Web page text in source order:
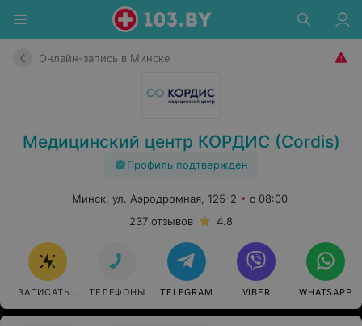
Онлайн-запись в Минске
Медицинский центр КОРДИС (Cordis)
Профиль подтвержден
Минск, ул. Аэродромная, 125-2
с 08:00
237 отзывов
4.8
ЗАПИСАТЬСЯ ОНЛАЙН
ТЕЛЕФОНЫ TELEGRAM VIBER WHATSAPP